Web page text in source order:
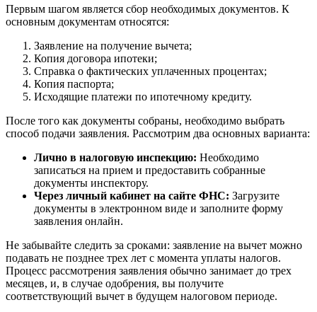
Первым шагом является сбор необходимых документов. К
основным документам относятся:
Заявление на получение вычета;
Копия договора ипотеки;
Справка о фактических уплаченных процентах;
Копия паспорта;
Исходящие платежи по ипотечному кредиту.
После того как документы собраны, необходимо выбрать
способ подачи заявления. Рассмотрим два основных варианта:
Лично в налоговую инспекцию: Необходимо
записаться на прием и предоставить собранные
документы инспектору.
Через личный кабинет на сайте ФНС: Загрузите
документы в электронном виде и заполните форму
заявления онлайн.
Не забывайте следить за сроками: заявление на вычет можно
подавать не позднее трех лет с момента уплаты налогов.
Процесс рассмотрения заявления обычно занимает до трех
месяцев, и, в случае одобрения, вы получите
соответствующий вычет в будущем налоговом периоде.